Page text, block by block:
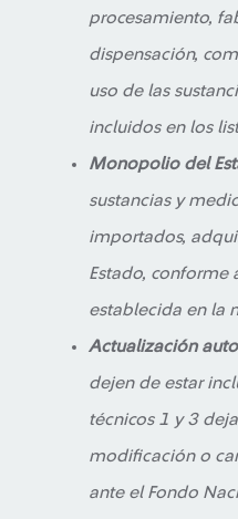
procesamiento,
dispensación,
uso de las
incluidos en los
Monopolio del
sustancias y
importados,
Estado, conforme
establecida en la
Actualización
dejen de estar
técnicos 1 y 3
modificación o
ante el Fondo